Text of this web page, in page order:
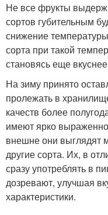
Не все фрукты
сортов губительным
снижение
сорта при такой
становясь еще
На зиму принято
пролежать в
качеств более
имеют ярко
внешне они выглядят
другие сорта. Их, в
сразу употреблять в
дозревают, улучшая
характеристики.